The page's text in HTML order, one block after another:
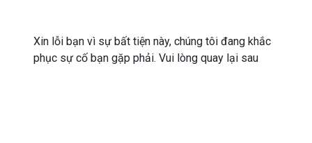
Xin lỗi bạn vì sự bất tiện này, chúng tôi đang khắc
phục sự cố bạn gặp phải. Vui lòng quay lại sau